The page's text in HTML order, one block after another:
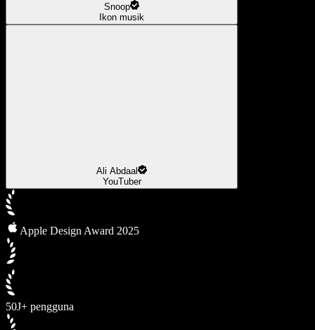
Snoop
Ikon musik
Ali Abdaal
YouTuber
Apple Design Award 2025
50J+ pengguna